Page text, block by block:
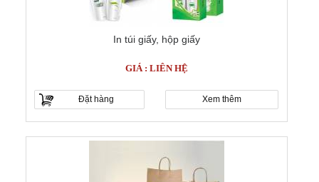
In túi giấy, hộp giấy
GIÁ : LIÊN HỆ
Đặt hàng Xem thêm